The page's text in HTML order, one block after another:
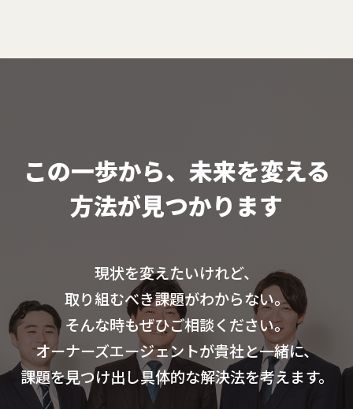
この一歩から、未来を変える
方法が見つかります
現状を変えたいけれど、
取り組むべき課題がわからない。
そんな時もぜひご相談ください。
オーナーズエージェントが貴社と一緒に、
課題を見つけ出し具体的な解決法を考えます。